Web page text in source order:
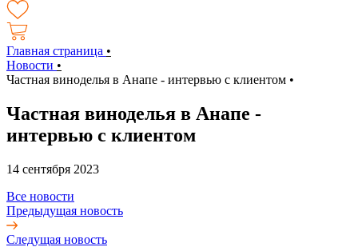
Главная страница •
Новости •
Частная виноделья в Анапе - интервью с клиентом •
Частная виноделья в Анапе -
интервью с клиентом
14 сентября 2023
Все новости
Предыдущая новость
Следущая новость